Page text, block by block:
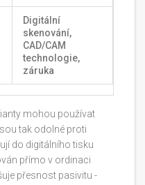
Digitální
skenování,
CAD/CAM
technologie,
záruka
mohou používat
tak odolné proti
do digitálního tisku
přímo v ordinaci
přesnost pasivitu -